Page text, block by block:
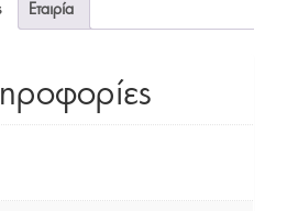
Εταιρία